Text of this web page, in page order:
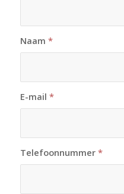
Naam *
E-mail *
Telefoonnummer *